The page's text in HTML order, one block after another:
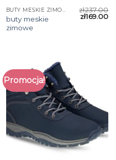
BUTY MESKIE ZIMOWE
buty meskie
zimowe
zł237.00
zł169.00
Promocja!